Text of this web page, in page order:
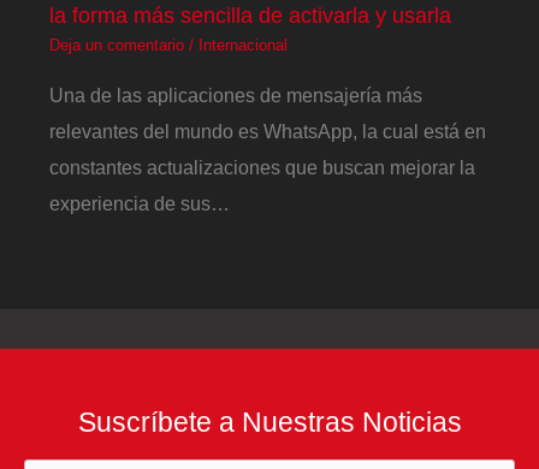
la forma más sencilla de activarla y usarla
Deja un comentario / Internacional
Una de las aplicaciones de mensajería más
relevantes del mundo es WhatsApp, la cual está en
constantes actualizaciones que buscan mejorar la
experiencia de sus…
Suscríbete a Nuestras Noticias